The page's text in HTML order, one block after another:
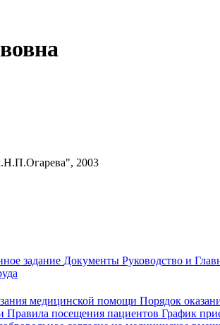
2003
задание Документы Руководство и
медицинской помощи Порядок
Правила посещения пациентов График